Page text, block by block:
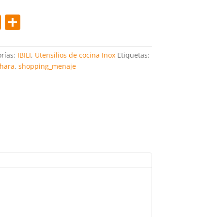
Pi
er
e
C
m
p
IBILI, Utensilios de cocina Inox Etiquetas:
, shopping_menaje